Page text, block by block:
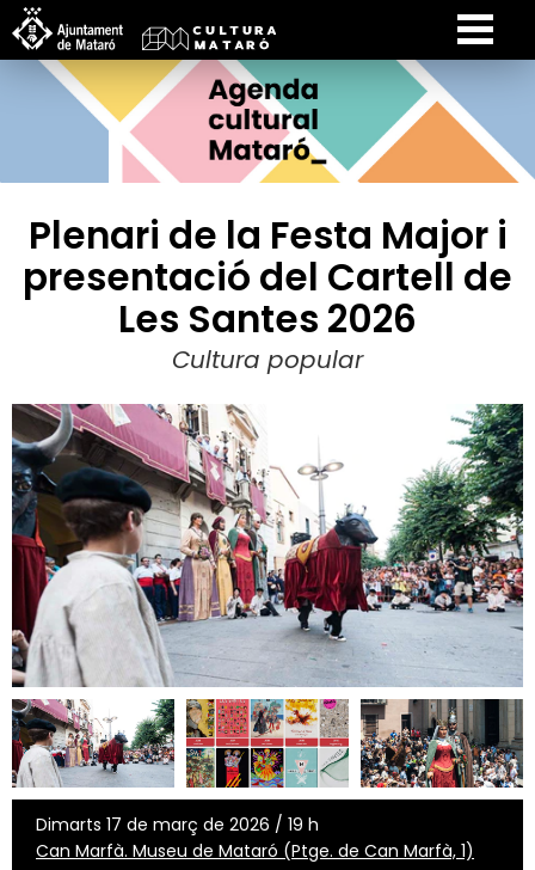
Plenari de la Festa Major i
presentació del Cartell de
Les Santes 2026
Cultura popular
Dimarts 17 de març de 2026 / 19 h
Can Marfà. Museu de Mataró (Ptge. de Can Marfà, 1)